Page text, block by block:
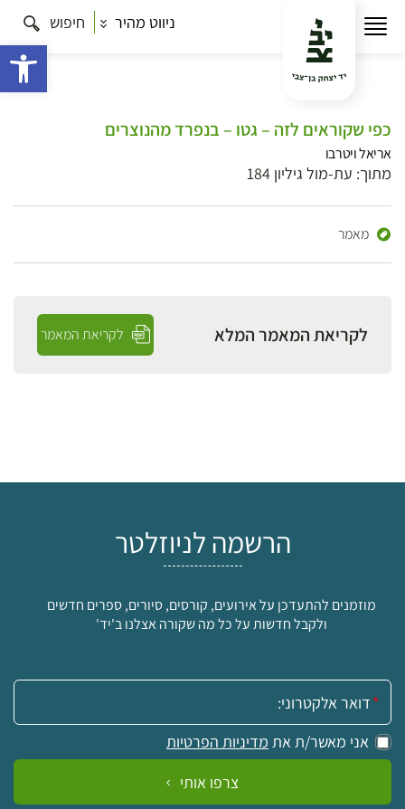
ניווט מהיר חיפוש
כפי שקוראים לזה – גטו – בנפרד מהנוצרים
אריאל ויטרבו
מתוך: עת-מול גיליון 184
מאמר
לקריאת המאמר המלא לקריאת המאמר
הרשמה לניוזלטר
מוזמנים להתעדכן על אירועים, קורסים, סיורים, ספרים חדשים
ולקבל חדשות על כל מה שקורה אצלנו ב'יד'
אימייל:
אני מאשר/ת את מדיניות הפרטיות
צרפו אותי